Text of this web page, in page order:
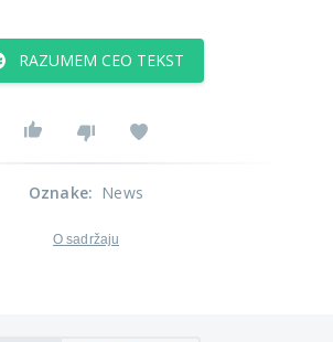
RAZUMEM CEO TEKST
Oznake: News
O sadržaju